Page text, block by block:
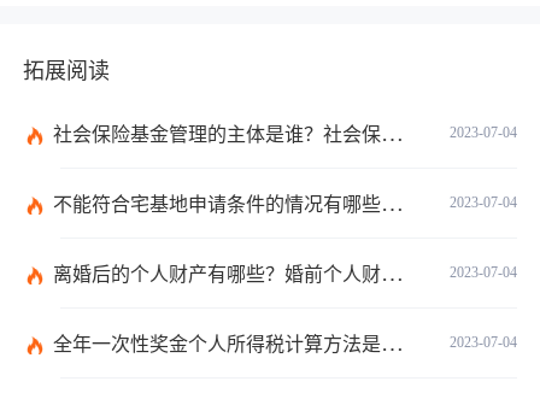
拓展阅读
2023-07-04
社会保险基金管理的主体是谁？社会保险基金投资运营的管理有几方面？
2023-07-04
不能符合宅基地申请条件的情况有哪些？申请宅基地需要哪些材料？
2023-07-04
离婚后的个人财产有哪些？婚前个人财产要怎么证明？
2023-07-04
全年一次性奖金个人所得税计算方法是什么？个税专项附加扣除如何界定？